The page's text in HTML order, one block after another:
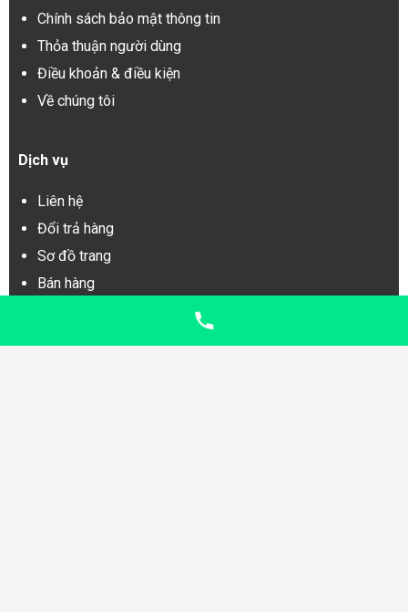
Chính sách bảo mật thông tin
Thỏa thuận người dùng
Điều khoản & điều kiện
Về chúng tôi
Dịch vụ
Liên hệ
Đổi trả hàng
Sơ đồ trang
Bán hàng